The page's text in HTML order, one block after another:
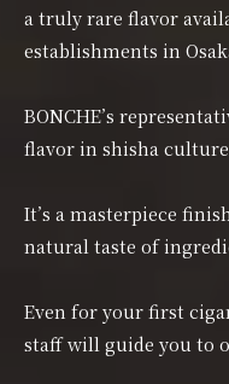
a truly rare flavor
establishments in
BONCHE’s
flavor in shisha
It’s a masterpiece
natural taste of
Even for your first
staff will guide you to